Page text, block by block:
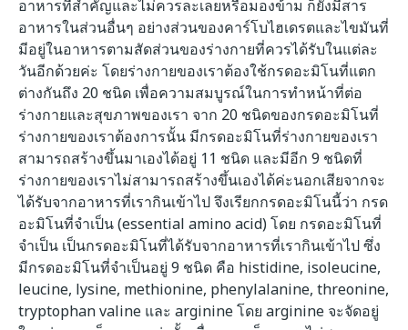
อาหารที่สำคัญและไม่ควรละเลยหรือมองข้าม ก็ยังมีสาร
อาหารในส่วนอื่นๆ อย่างส่วนของคาร์โบไฮเดรตและไขมันที่
มีอยู่ในอาหารตามสัดส่วนของร่างกายที่ควรได้รับในแต่ละ
วันอีกด้วยค่ะ โดยร่างกายของเราต้องใช้กรดอะมิโนที่แตก
ต่างกันถึง 20 ชนิด เพื่อความสมบูรณ์ในการทำหน้าที่ต่อ
ร่างกายและสุขภาพของเรา จาก 20 ชนิดของกรดอะมิโนที่
ร่างกายของเราต้องการนั้น มีกรดอะมิโนที่ร่างกายของเรา
สามารถสร้างขึ้นมาเองได้อยู่ 11 ชนิด และมีอีก 9 ชนิดที่
ร่างกายของเราไม่สามารถสร้างขึ้นเองได้ค่ะนอกเสียจากจะ
ได้รับจากอาหารที่เรากินเข้าไป จึงเรียกกรดอะมิโนนี้ว่า กรด
อะมิโนที่จำเป็น (essential amino acid) โดย กรดอะมิโนที่
จำเป็น เป็นกรดอะมิโนที่ได้รับจากอาหารที่เรากินเข้าไป ซึ่ง
มีกรดอะมิโนที่จำเป็นอยู่ 9 ชนิด คือ histidine, isoleucine,
leucine, lysine, methionine, phenylalanine, threonine,
tryptophan valine และ arginine โดย arginine จะจัดอยู่